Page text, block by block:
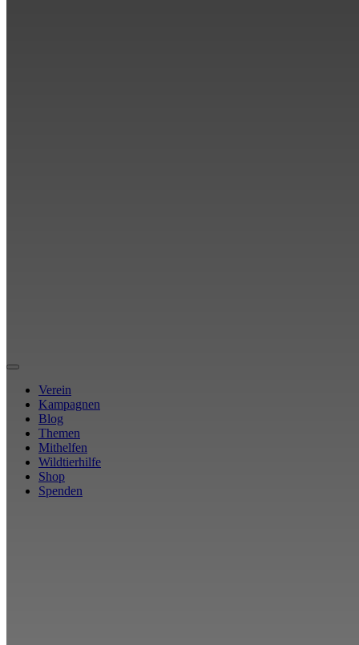
Verein
Kampagnen
Blog
Themen
Mithelfen
Wildtierhilfe
Shop
Spenden